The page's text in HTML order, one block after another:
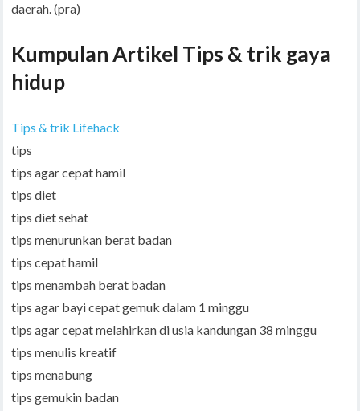
daerah. (pra)
Kumpulan Artikel Tips & trik gaya
hidup
Tips & trik Lifehack
tips
tips agar cepat hamil
tips diet
tips diet sehat
tips menurunkan berat badan
tips cepat hamil
tips menambah berat badan
tips agar bayi cepat gemuk dalam 1 minggu
tips agar cepat melahirkan di usia kandungan 38 minggu
tips menulis kreatif
tips menabung
tips gemukin badan